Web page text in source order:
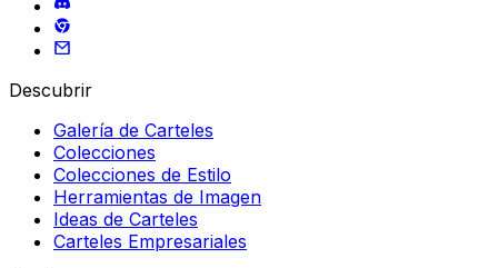
Descubrir
Galería de Carteles
Colecciones
Colecciones de Estilo
Herramientas de Imagen
Ideas de Carteles
Carteles Empresariales